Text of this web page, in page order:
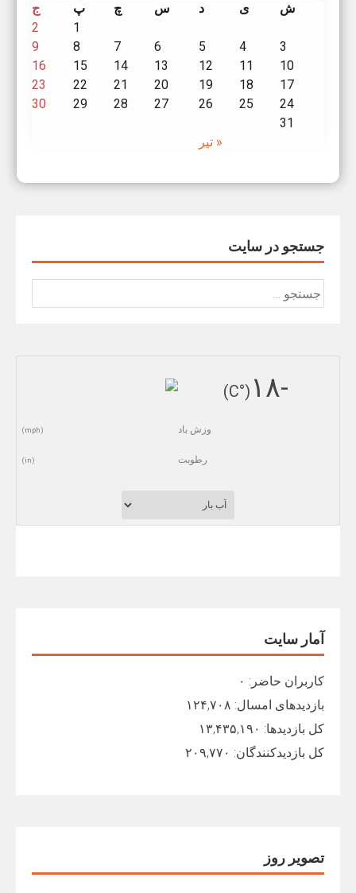
ش
ی د س چ پ ج
« تیر
1
2
3
4
5
6
7
8
9
10
11
12
13
14
15
16
17
18
19
20
21
22
23
24
25
26
27
28
29
30
31
جستجو در سایت
برای:
-١٨ (°C)
وزش باد (mph)
رطوبت (in)
آمار سایت
کاربران حاضر: ۰
بازدیدهای امسال: ۱۲۴,۷۰۸
کل بازدیدها: ۱۳,۴۳۵,۱۹۰
کل بازدیدکنند‌گان: ۲۰۹,۷۷۰
تصویر روز